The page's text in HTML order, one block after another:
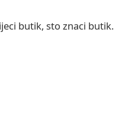
butik, sto znaci butik.